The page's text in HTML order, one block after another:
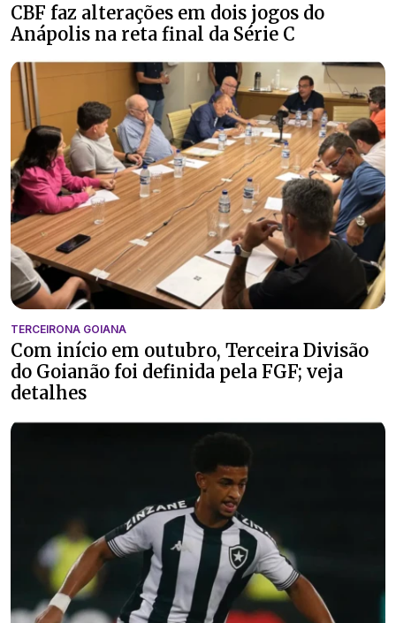
CBF faz alterações em dois jogos do
Anápolis na reta final da Série C
TERCEIRONA GOIANA
Com início em outubro, Terceira Divisão
do Goianão foi definida pela FGF; veja
detalhes